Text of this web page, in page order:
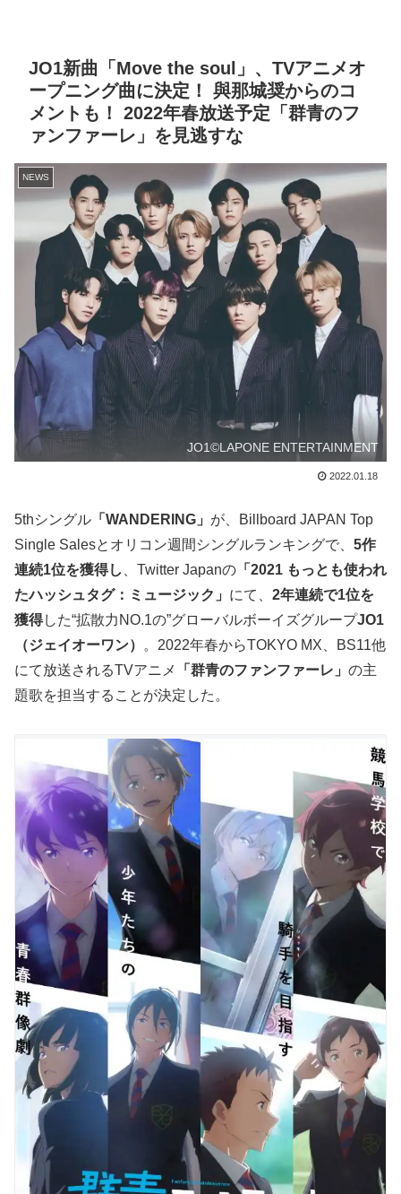
JO1新曲「Move the soul」、TVアニメオ
ープニング曲に決定！ 與那城奨からのコ
メントも！ 2022年春放送予定「群青のフ
ァンファーレ」を見逃すな
NEWS
JO1©LAPONE ENTERTAINMENT
2022.01.18
5thシングル 「WANDERING」 が、Billboard JAPAN Top
Single Salesとオリコン週間シングルランキングで、 5作
連続1位を獲得し
、Twitter Japanの 「2021 もっとも使われ
たハッシュタグ：ミュージック」 にて、 2年連続で1位を
獲得した“拡散力NO.1の”グローバルボーイズグループJO1
（ジェイオーワン）
。2022年春からTOKYO MX、BS11他
にて放送されるTVアニメ
「群青のファンファーレ」 の主
題歌を担当することが決定した。